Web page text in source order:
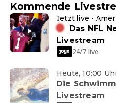
Kommende
Jetzt live •
Das NFL
Livestream
24/7 live
Heute, 10:00
Die
Livestream